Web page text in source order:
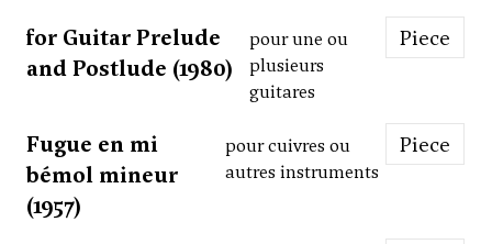
for Guitar Prelude
and Postlude (1980)
pour une ou
plusieurs
guitares
Piece
Fugue en mi
bémol mineur
(1957)
pour cuivres ou
autres instruments
Piece